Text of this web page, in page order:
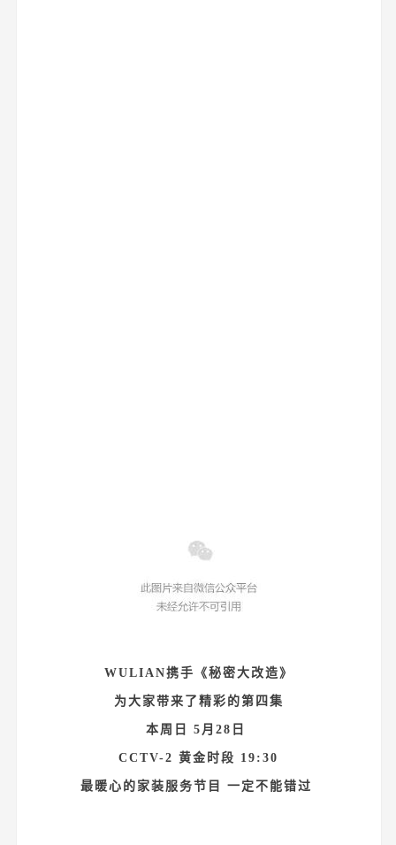
WULIAN携手《秘密大改造》
为大家带来了精彩的第四集
本周日 5月28日
CCTV-2 黄金时段 19:30
最暖心的家装服务节目 一定不能错过